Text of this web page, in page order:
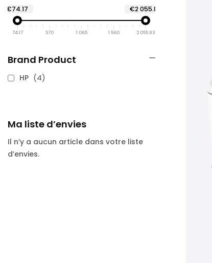
€74.17 €2 055.83
74.17 570 1 065 1 560 2 055.83
Brand Product
HP 4articles
Ma liste d’envies
Il n’y a aucun article dans votre liste
d’envies.